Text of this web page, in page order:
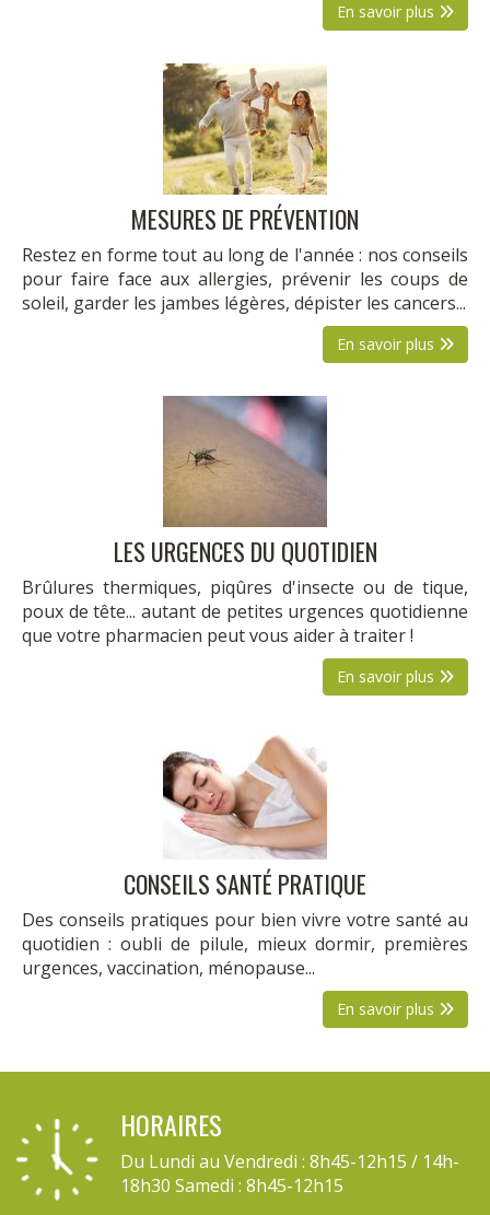
En savoir plus
MESURES DE PRÉVENTION
Restez en forme tout au long de l'année : nos conseils
pour faire face aux allergies, prévenir les coups de
soleil, garder les jambes légères, dépister les cancers...
En savoir plus
LES URGENCES DU QUOTIDIEN
Brûlures thermiques, piqûres d'insecte ou de tique,
poux de tête... autant de petites urgences quotidienne
que votre pharmacien peut vous aider à traiter !
En savoir plus
CONSEILS SANTÉ PRATIQUE
Des conseils pratiques pour bien vivre votre santé au
quotidien : oubli de pilule, mieux dormir, premières
urgences, vaccination, ménopause...
En savoir plus
HORAIRES
Du Lundi au Vendredi : 8h45-12h15 / 14h-
18h30 Samedi : 8h45-12h15